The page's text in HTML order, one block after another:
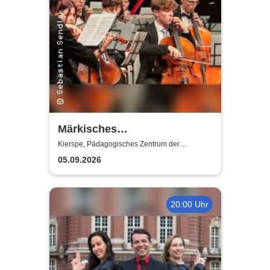
Märkisches
Jugendsinfonieorchester
(MJO) - Junge Klangkraft:
Shalom
Kierspe, Pädagogisches Zentrum der
Gesamtschule Kierspe
05.09.2026
20:00 Uhr